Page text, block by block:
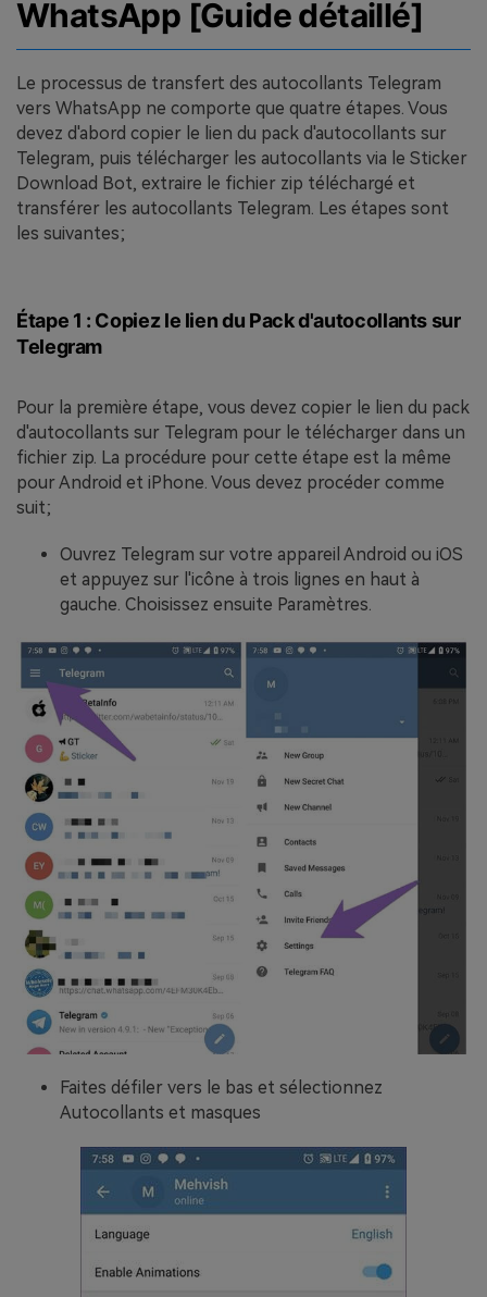
WhatsApp [Guide détaillé]
Le processus de transfert des autocollants Telegram
vers WhatsApp ne comporte que quatre étapes. Vous
devez d'abord copier le lien du pack d'autocollants sur
Telegram, puis télécharger les autocollants via le Sticker
Download Bot, extraire le fichier zip téléchargé et
transférer les autocollants Telegram. Les étapes sont
les suivantes;
Étape 1 : Copiez le lien du Pack d'autocollants sur
Telegram
Pour la première étape, vous devez copier le lien du pack
d'autocollants sur Telegram pour le télécharger dans un
fichier zip. La procédure pour cette étape est la même
pour Android et iPhone. Vous devez procéder comme
suit;
Ouvrez Telegram sur votre appareil Android ou iOS
et appuyez sur l'icône à trois lignes en haut à
gauche. Choisissez ensuite Paramètres.
Faites défiler vers le bas et sélectionnez
Autocollants et masques